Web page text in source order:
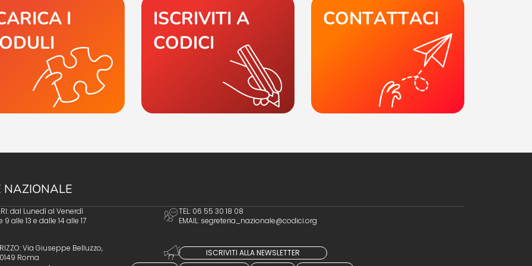
I
ISCRIVITI A
CODICI
CONTATTACI
NAZIONALE
dal Lunedì al Venerdì
9 alle 13 e dalle 14 alle 17
TEL: 06 55 30 18 08
EMAIL: segreteria_nazionale@codici.org
Via Giuseppe Belluzzo,
Roma
ISCRIVITI ALLA NEWSLETTER